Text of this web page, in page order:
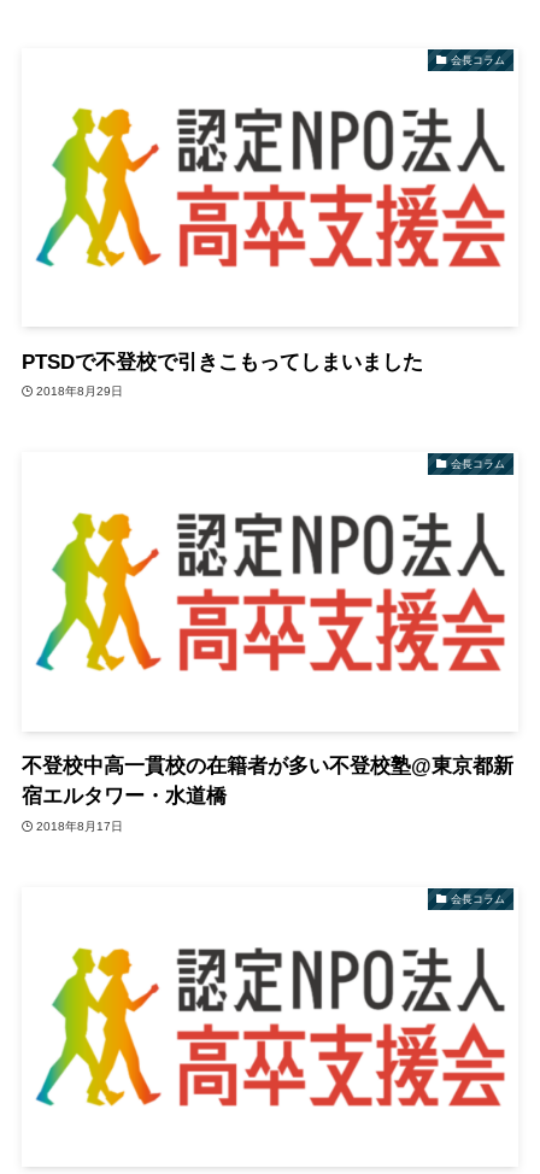
会長コラム
PTSDで不登校で引きこもってしまいました
2018年8月29日
会長コラム
不登校中高一貫校の在籍者が多い不登校塾@東京都新
宿エルタワー・水道橋
2018年8月17日
会長コラム